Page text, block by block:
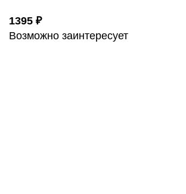
1395 ₽
Возможно заинтересует